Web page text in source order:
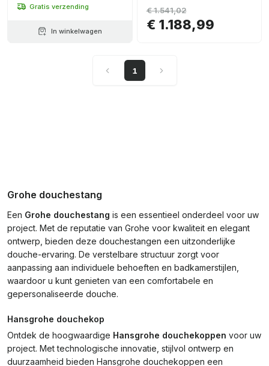
Gratis verzending
In winkelwagen € 1.188,99
€ 1.541,02
1
Grohe douchestang
Een Grohe douchestang is een essentieel onderdeel voor uw
project. Met de reputatie van Grohe voor kwaliteit en elegant
ontwerp, bieden deze douchestangen een uitzonderlijke
douche-ervaring. De verstelbare structuur zorgt voor
aanpassing aan individuele behoeften en badkamerstijlen,
waardoor u kunt genieten van een comfortabele en
gepersonaliseerde douche.
Hansgrohe douchekop
Ontdek de hoogwaardige Hansgrohe douchekoppen voor uw
project. Met technologische innovatie, stijlvol ontwerp en
duurzaamheid bieden Hansgrohe douchekoppen een